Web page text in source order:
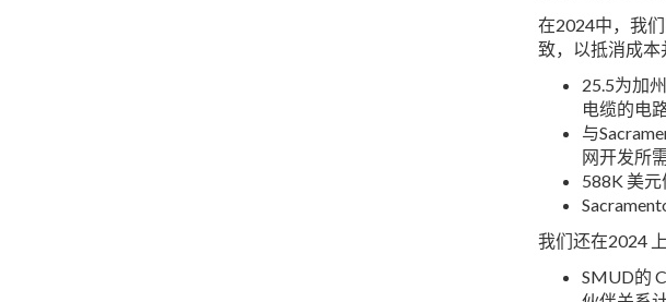
在2024中，我
致，以抵消成本
25.5为加
电缆的电
与
网开发所
588K 美
我们还在2024
SMUD的